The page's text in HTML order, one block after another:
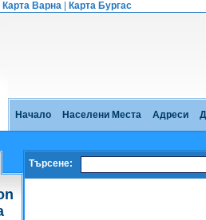
Карта Варна Карта Бургас
Начало Населени Места Адреси
Търсене: